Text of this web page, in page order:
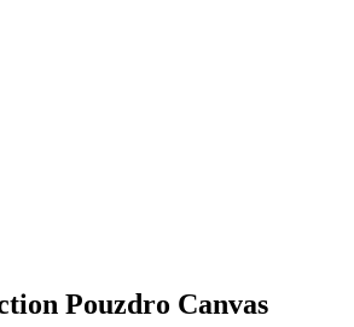
Pouzdro Canvas